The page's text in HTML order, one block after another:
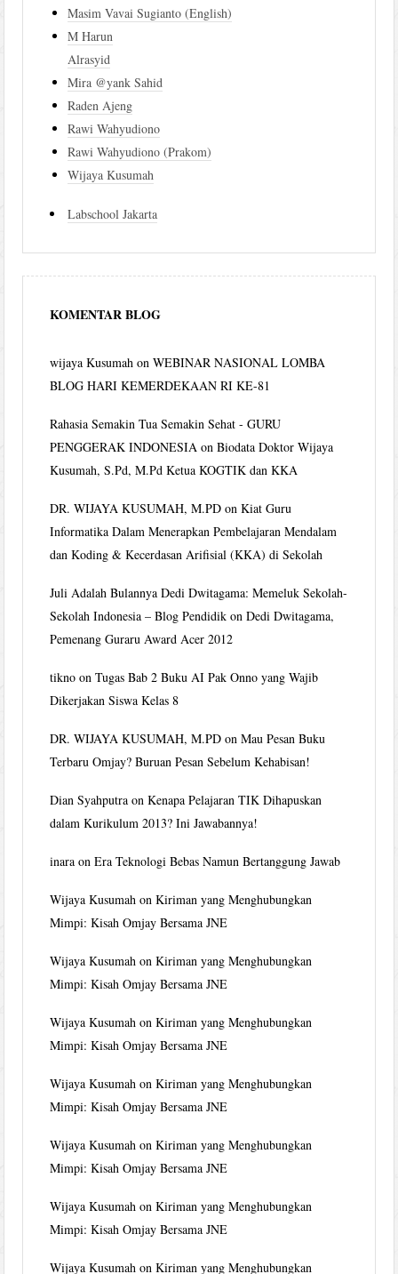
Masim Vavai Sugianto (English)
M Harun
Alrasyid
Mira @yank Sahid
Raden Ajeng
Rawi Wahyudiono
Rawi Wahyudiono (Prakom)
Wijaya Kusumah
Labschool Jakarta
KOMENTAR BLOG
wijaya Kusumah onWEBINAR NASIONAL LOMBA
BLOG HARI KEMERDEKAAN RI KE-81
Rahasia Semakin Tua Semakin Sehat - GURU
PENGGERAK INDONESIA onBiodata Doktor Wijaya
Kusumah, S.Pd, M.Pd Ketua KOGTIK dan KKA
DR. WIJAYA KUSUMAH, M.PD onKiat Guru
Informatika Dalam Menerapkan Pembelajaran Mendalam
dan Koding & Kecerdasan Arifisial (KKA) di Sekolah
Juli Adalah Bulannya Dedi Dwitagama: Memeluk Sekolah-
Sekolah Indonesia – Blog Pendidik onDedi Dwitagama,
Pemenang Guraru Award Acer 2012
tikno onTugas Bab 2 Buku AI Pak Onno yang Wajib
Dikerjakan Siswa Kelas 8
DR. WIJAYA KUSUMAH, M.PD onMau Pesan Buku
Terbaru Omjay? Buruan Pesan Sebelum Kehabisan!
Dian Syahputra onKenapa Pelajaran TIK Dihapuskan
dalam Kurikulum 2013? Ini Jawabannya!
inara onEra Teknologi Bebas Namun Bertanggung Jawab
Wijaya Kusumah onKiriman yang Menghubungkan
Mimpi: Kisah Omjay Bersama JNE
Wijaya Kusumah onKiriman yang Menghubungkan
Mimpi: Kisah Omjay Bersama JNE
Wijaya Kusumah onKiriman yang Menghubungkan
Mimpi: Kisah Omjay Bersama JNE
Wijaya Kusumah onKiriman yang Menghubungkan
Mimpi: Kisah Omjay Bersama JNE
Wijaya Kusumah onKiriman yang Menghubungkan
Mimpi: Kisah Omjay Bersama JNE
Wijaya Kusumah onKiriman yang Menghubungkan
Mimpi: Kisah Omjay Bersama JNE
Wijaya Kusumah onKiriman yang Menghubungkan